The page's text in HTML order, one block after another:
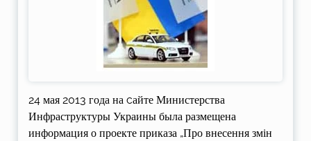
24 мая 2013 года на cайте Министерства
Инфраструктуры Украины была размещена
информация о проекте приказа „Про внесення змін